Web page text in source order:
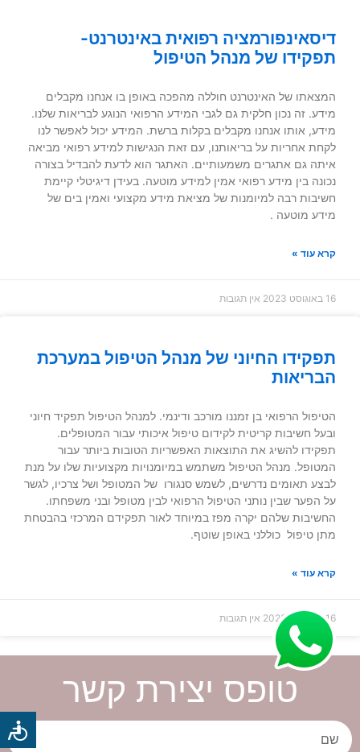
דיסאינפורמציה רפואית באינטרנט-
תפקידו של מנהל הטיפול
המצאתו של האינטרנט חוללה מהפכה באופן בו אנחנו מקבלים
מידע. זה נכון חלקית גם לגבי המידע הרפואי הנוגע לבריאות שלנו.
מידע, אותו אנחנו מקבלים בקלות ברשת. המידע יכול לאפשר לנו
לקחת אחריות על בריאותנו, עם זאת הנגישות למידע רפואי מביאה
איתה גם אתגרים משמעותיים. האתגר הוא לדעת להבדיל בצורה
נכונה בין מידע רפואי אמין למידע מוטעה. בעידן דיגיטלי קיימת
חשיבות רבה למיומנות של מציאת מידע מקצועי ואמין בים של
מידע מוטעה .
קרא עוד »
16 באוגוסט 2023 אין תגובות
תפקידו החיוני של מנהל הטיפול במערכת
הבריאות
הטיפול הרפואי בן זמננו מורכב ודינמי. למנהל הטיפול תפקיד חיוני
ובעל חשיבות קריטית לקידום טיפול איכותי עבור המטופלים.
תפקידו להשיג את התוצאות האפשריות הטובות ביותר עבור
המטופל. מנהל הטיפול משתמש במיומנויות מקצועיות שלו על מנת
לבצע תאומים נדרשים, לשמש סנגורו של המטופל ושל צרכיו, לגשר
על הפער שבין נותני הטיפול הרפואי לבין מטופל ובני משפחתו.
החשיבות שלהם יקרה מפז במיוחד לאור תפקידם המרכזי בהבטחת
מתן טיפול כוללני באופן שוטף.
קרא עוד »
16 באוגוסט 2023 אין תגובות
טופס יצירת קשר
שם
כלי
נגישות